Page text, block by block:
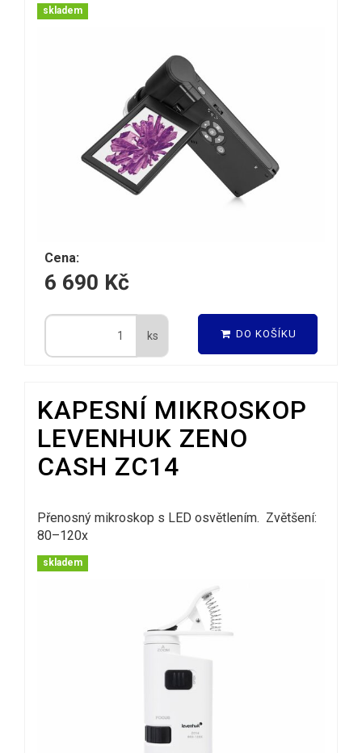
skladem
Cena:
6 690 Kč
ks DO KOŠÍKU
KAPESNÍ MIKROSKOP
LEVENHUK ZENO
CASH ZC14
Přenosný mikroskop s LED osvětlením. Zvětšení:
80–120x
skladem